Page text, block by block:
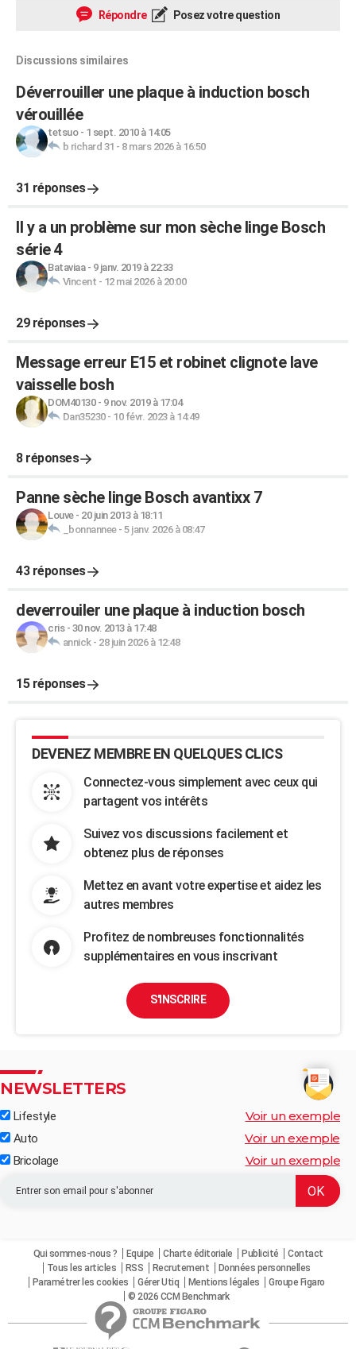
Répondre Posez votre question
Discussions similaires
Déverrouiller une plaque à induction bosch
vérouillée
tetsuo- 1 sept. 2010 à 14:05
b richard 31 - 8 mars 2026 à 16:50
31 réponses
Il y a un problème sur mon sèche linge Bosch
série 4
Bataviaa- 9 janv. 2019 à 22:33
Vincent - 12 mai 2026 à 20:00
29 réponses
Message erreur E15 et robinet clignote lave
vaisselle bosh
DOM40130- 9 nov. 2019 à 17:04
Dan35230- 10 févr. 2023 à 14:49
8 réponses
Panne sèche linge Bosch avantixx 7
Louve- 20 juin 2013 à 18:11
_bonnannee- 5 janv. 2026 à 08:47
43 réponses
deverrouiler une plaque à induction bosch
cris- 30 nov. 2013 à 17:48
annick- 28 juin 2026 à 12:48
15 réponses
DEVENEZ MEMBRE EN QUELQUES CLICS
Connectez-vous simplement avec ceux qui
partagent vos intérêts
Suivez vos discussions facilement et
obtenez plus de réponses
Mettez en avant votre expertise et aidez les
autres membres
Profitez de nombreuses fonctionnalités
supplémentaires en vous inscrivant
S'INSCRIRE
NEWSLETTERS
Lifestyle Voir un exemple
Auto Voir un exemple
Bricolage Voir un exemple
Qui sommes-nous ? Equipe Charte éditoriale Publicité
Contact
Tous les articles
RSS Recrutement
Données personnelles
Paramétrer les cookies
Gérer Utiq Mentions légales
Groupe Figaro
© 2026 CCM Benchmark